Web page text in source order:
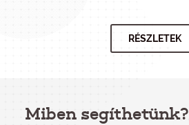
RÉSZLETEK
Miben segíthetünk?